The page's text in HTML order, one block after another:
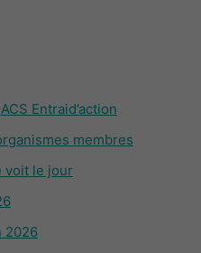
Entraid’action
membres
voit le jour
2026